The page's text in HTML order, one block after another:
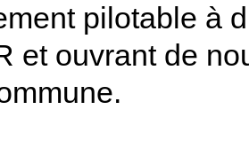
pilotable à
et ouvrant de